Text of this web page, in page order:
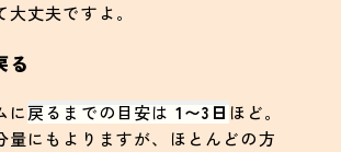
丈夫ですよ。
る
に戻るまでの目安は 1〜3日 ほど。
量にもよりますが、ほとんどの方